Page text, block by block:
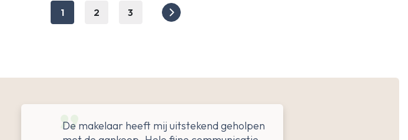
1 2 3
De makelaar heeft mij uitstekend geholpen